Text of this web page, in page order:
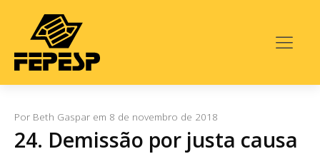
Por Beth Gaspar em 8 de novembro de 2018
24. Demissão por justa causa